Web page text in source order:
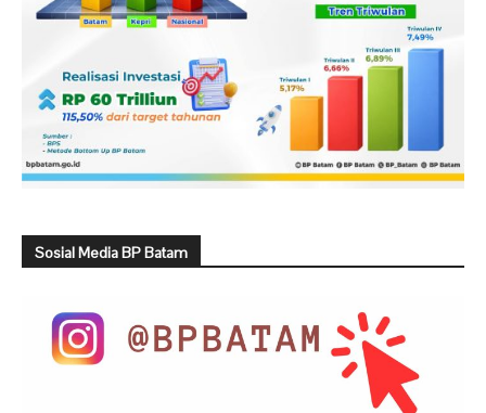
Sosial Media BP Batam